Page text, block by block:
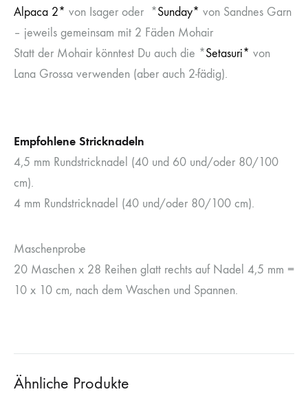
Alpaca 2* von Isager oder *Sunday* von Sandnes Garn
– jeweils gemeinsam mit 2 Fäden Mohair
Statt der Mohair könntest Du auch die *Setasuri* von
Lana Grossa verwenden (aber auch 2-fädig).
Empfohlene Stricknadeln
4,5 mm Rundstricknadel (40 und 60 und/oder 80/100
cm).
4 mm Rundstricknadel (40 und/oder 80/100 cm).
Maschenprobe
20 Maschen x 28 Reihen glatt rechts auf Nadel 4,5 mm =
10 x 10 cm, nach dem Waschen und Spannen.
Ähnliche Produkte